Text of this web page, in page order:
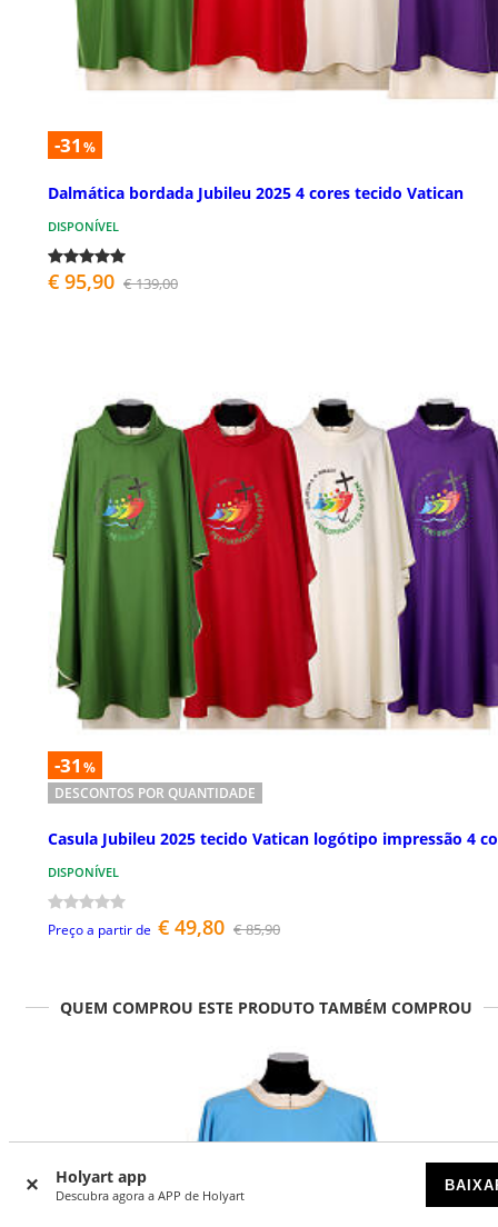
Holyart app
Descubra agora a APP de Holyart
-31 %
Dalmática bordada Jubileu 2025 4 cores tecido Vatican
DISPONÍVEL
€ 95,90 € 139,00
-31 %
DESCONTOS POR QUANTIDADE
Casula Jubileu 2025 tecido Vatican logótipo impressão 4
DISPONÍVEL
Preço a partir de € 49,80 € 85,90
QUEM COMPROU ESTE PRODUTO TAMBÉM COMPROU